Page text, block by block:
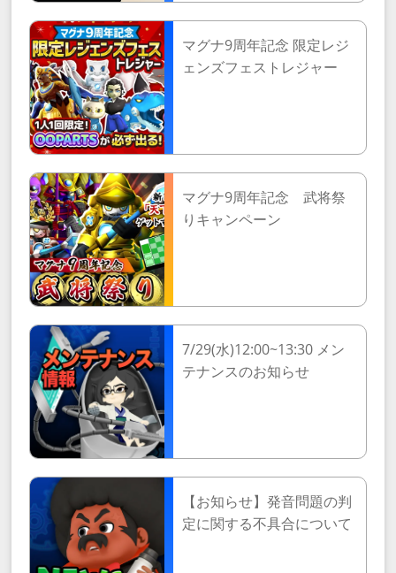
マグナ9周年記念 限定レジ
ェンズフェストレジャー
マグナ9周年記念 武将祭
りキャンペーン
7/29(水)12:00~13:30 メン
テナンスのお知らせ
【お知らせ】発音問題の判
定に関する不具合について